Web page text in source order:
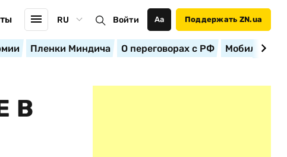
RU Войти Аа Поддержать ZN.ua
Пленки Миндича О переговорах с РФ
В